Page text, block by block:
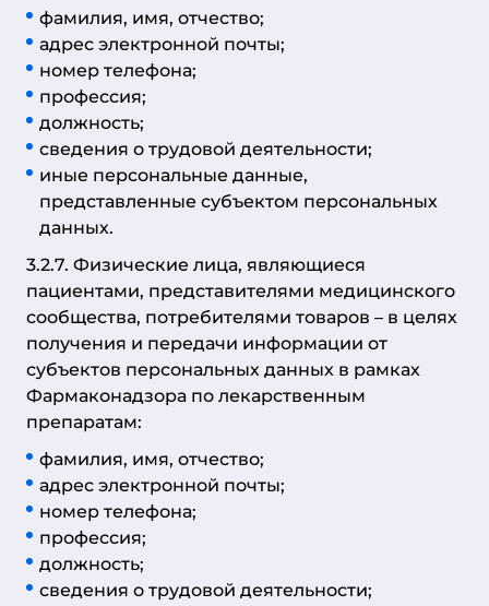
фамилия, имя, отчество;
адрес электронной почты;
номер телефона;
профессия;
должность;
сведения о трудовой деятельности;
иные персональные данные,
представленные субъектом персональных
данных.
3.2.7. Физические лица, являющиеся
пациентами, представителями медицинского
сообщества, потребителями товаров – в целях
получения и передачи информации от
субъектов персональных данных в рамках
Фармаконадзора по лекарственным
препаратам:
фамилия, имя, отчество;
адрес электронной почты;
номер телефона;
профессия;
должность;
сведения о трудовой деятельности;